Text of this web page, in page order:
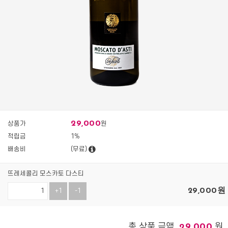
상품가 29,000원
적립금
1%
배송비
(무료)
뜨레세콜리 모스카토 다스티
+1 -1 29,000원